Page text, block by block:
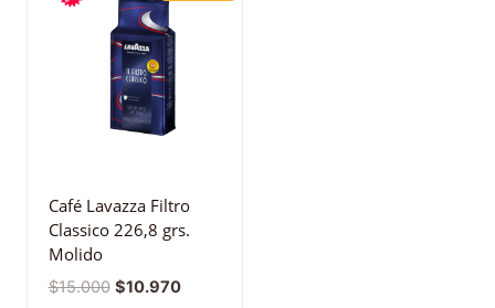
Café Lavazza Filtro
Classico 226,8 grs.
Molido
$15.000 $10.970